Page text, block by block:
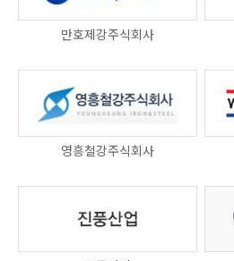
만호제강주식회사
영흥철강주식회사